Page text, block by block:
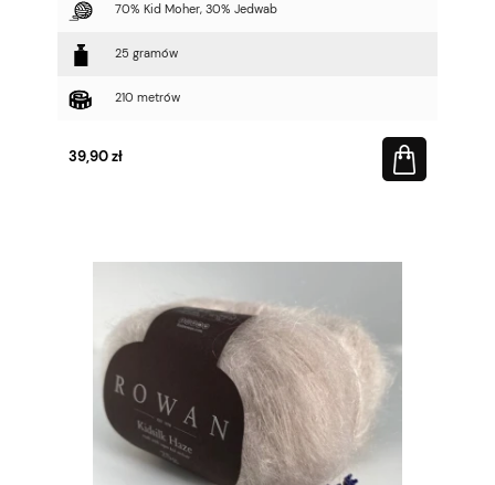
70% Kid Moher, 30% Jedwab
25 gramów
210 metrów
39,90 zł